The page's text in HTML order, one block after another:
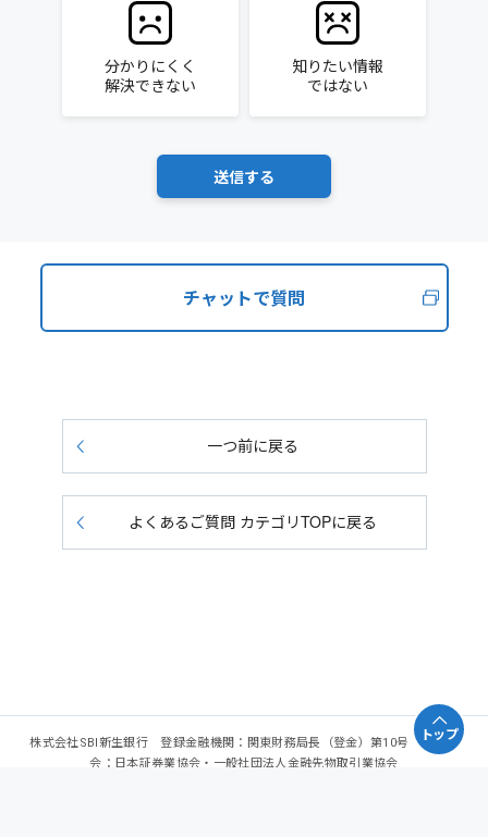
分かりにくく
解決できない
知りたい情報
ではない
チャットで質問
一つ前に戻る
よくあるご質問 カテゴリTOPに戻る
株式会社SBI新生銀行 登録金融機関：関東財務局長（登金）第10号 加入協
会：日本証券業協会・一般社団法人金融先物取引業協会
トップ